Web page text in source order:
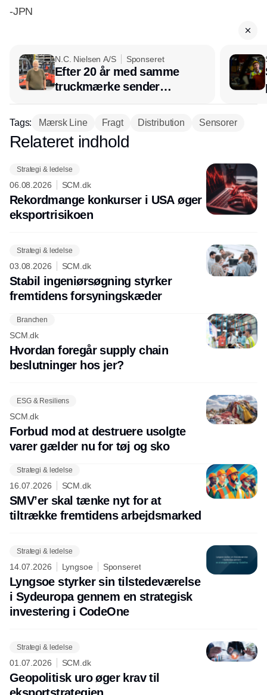
-JPN
N.C. Nielsen A/S Sponseret
Efter 20 år med samme
truckmærke sender
lagerchef stafetten videre
hos INOX
Tags: Mærsk Line Fragt Distribution Sensorer
Annonce
Relateret indhold
Strategi & ledelse
06.08.2026 SCM.dk
Rekordmange konkurser i USA øger
eksport­risikoen
Strategi & ledelse
03.08.2026 SCM.dk
Stabil ingeniørsøgning styrker
fremtidens forsyningskæder
Branchen
SCM.dk
Hvordan foregår supply chain
beslutninger hos jer?
ESG & Resiliens
SCM.dk
Forbud mod at destruere usolgte
varer gælder nu for tøj og sko
Strategi & ledelse
16.07.2026 SCM.dk
SMV’er skal tænke nyt for at
tiltrække fremtidens arbejdsmarked
Strategi & ledelse
14.07.2026 Lyngsoe Sponseret
Lyngsoe styrker sin tilstedeværelse
i Sydeuropa gennem en strategisk
investering i CodeOne
Strategi & ledelse
01.07.2026 SCM.dk
Geopolitisk uro øger krav til